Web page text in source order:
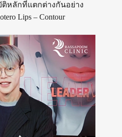
หลักที่แตกต่างกันอย่าง
Lips – Contour